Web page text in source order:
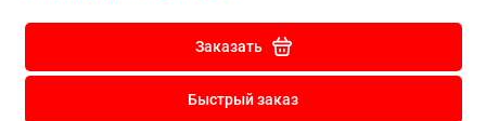
Заказать
Быстрый заказ